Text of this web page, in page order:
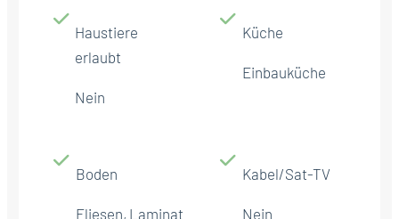
Haustiere
erlaubt
Nein
Küche
Einbauküche
Boden
Fliesen, Laminat
Kabel/Sat-TV
Nein